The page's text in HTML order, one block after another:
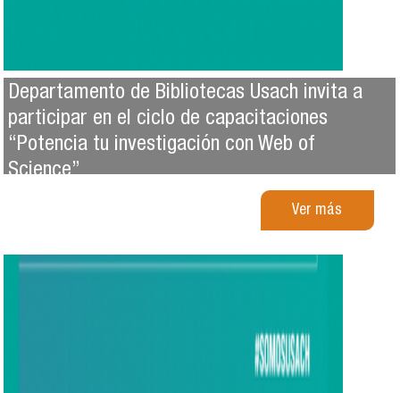
Departamento de Bibliotecas Usach invita a
participar en el ciclo de capacitaciones
“Potencia tu investigación con Web of
Science”
Ver más